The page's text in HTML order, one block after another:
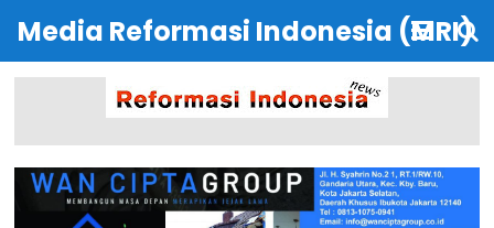
Media Reformasi Indonesia (MRI)